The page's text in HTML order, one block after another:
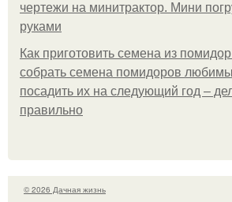
чертежи на минитрактор. Мини
руками
Как приготовить семена из
собрать семена помидоров
посадить их на следующий год –
правильно
© 2026 Дачная жизнь